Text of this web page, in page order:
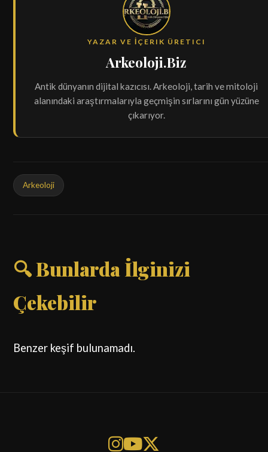
YAZAR VE İÇERIK ÜRETICI
Arkeoloji.Biz
Antik dünyanın dijital kazıcısı. Arkeoloji, tarih ve mitoloji
alanındaki araştırmalarıyla geçmişin sırlarını gün yüzüne
çıkarıyor.
Arkeoloji
🔍 Bunlarda İlginizi
Çekebilir
Benzer keşif bulunamadı.